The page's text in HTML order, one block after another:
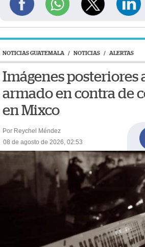
NOTICIAS GUATEMALA / NOTICIAS / ALERTAS
Imágenes posteriores
armado en contra de
en Mixco
Por Reychel Méndez
08 de agosto de 2026, 02:53